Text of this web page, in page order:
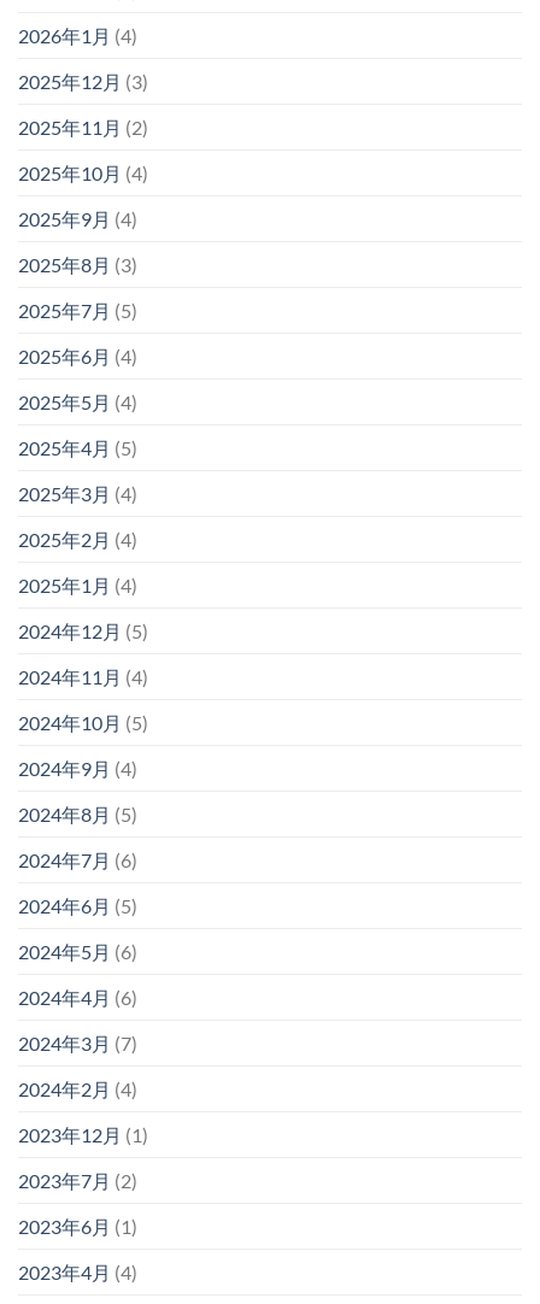
2026年1月 (4)
2025年12月 (3)
2025年11月 (2)
2025年10月 (4)
2025年9月 (4)
2025年8月 (3)
2025年7月 (5)
2025年6月 (4)
2025年5月 (4)
2025年4月 (5)
2025年3月 (4)
2025年2月 (4)
2025年1月 (4)
2024年12月 (5)
2024年11月 (4)
2024年10月 (5)
2024年9月 (4)
2024年8月 (5)
2024年7月 (6)
2024年6月 (5)
2024年5月 (6)
2024年4月 (6)
2024年3月 (7)
2024年2月 (4)
2023年12月 (1)
2023年7月 (2)
2023年6月 (1)
2023年4月 (4)